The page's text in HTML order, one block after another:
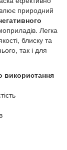
природний
Легка
блиску та
так і для
використання